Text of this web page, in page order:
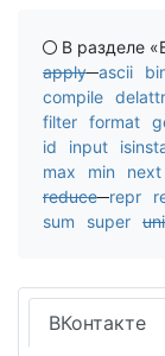
В разделе
apply ascii
compile delattr
filter format
id
input
max
min next
reduce
repr
sum
super
ВКонтакте